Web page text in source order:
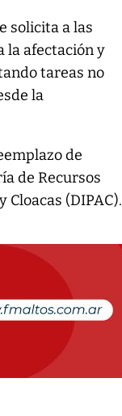
solicita a las
la afectación y
tareas no
la
de
de Recursos
(DIPAC).